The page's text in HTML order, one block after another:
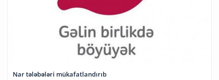
Nar tələbələri mükafatlandırıb